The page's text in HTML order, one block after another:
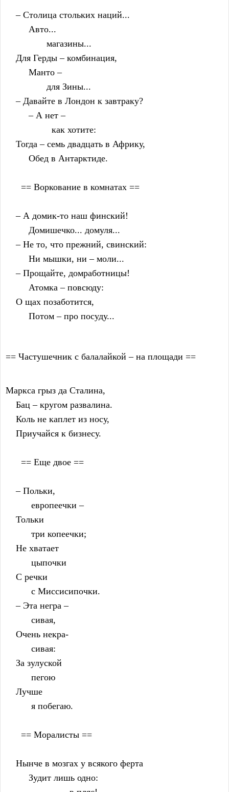
    – Столица стольких наций...
         Авто...
                магазины...
    Для Герды – комбинация,
         Манто –
                для Зины...
    – Давайте в Лондон к завтраку?
         – А нет –
                  как хотите:
    Тогда – семь двадцать в Африку,
         Обед в Антарктиде.
      == Воркование в комнатах ==
    – А домик-то наш финский!
         Домишечко... домуля...
    – Не то, что прежний, свинский:
         Ни мышки, ни – моли...
    – Прощайте, домработницы!
         Атомка – повсюду:
    О щах позаботится,
         Потом – про посуду...
== Частушечник с балалайкой – на площади ==
Маркса грыз да Сталина,
    Бац – кругом развалина.
    Коль не каплет из носу,
    Приучайся к бизнесу.
      == Еще двое ==
    – Польки,
          европеечки –
    Тольки
          три копеечки;
    Не хватает
          цыпочки
    С речки
          с Миссисипочки.
    – Эта негра –
          сивая,
    Очень некра-
          сивая:
    За зулуской
          пегою
    Лучше
          я побегаю.
      == Моралисты ==
    Нынче в мозгах у всякого ферта
         Зудит лишь одно: